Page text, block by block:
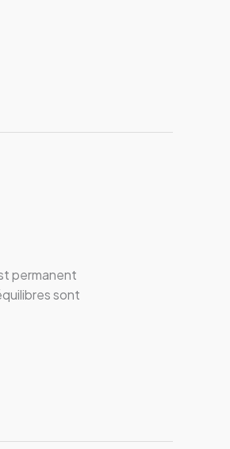
permanent
sont